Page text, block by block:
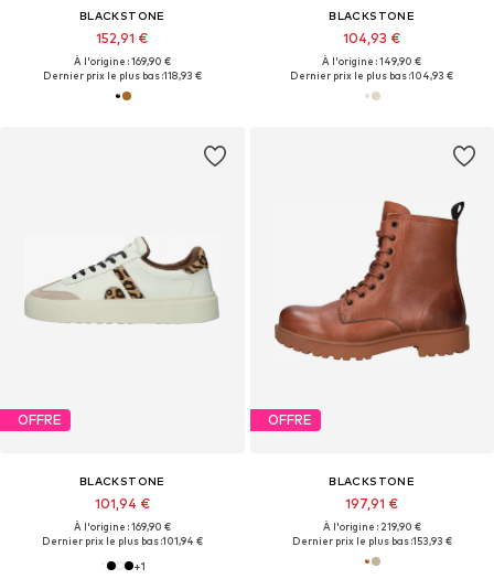
BLACKSTONE
152,91 €
À l'origine : 169,90 €
Dernier prix le plus bas :118,93 €
BLACKSTONE
104,93 €
À l'origine : 149,90 €
Dernier prix le plus bas :104,93 €
OFFRE
BLACKSTONE
101,94 €
À l'origine : 169,90 €
Dernier prix le plus bas :101,94 €
+1
OFFRE
BLACKSTONE
197,91 €
À l'origine : 219,90 €
Dernier prix le plus bas :153,93 €